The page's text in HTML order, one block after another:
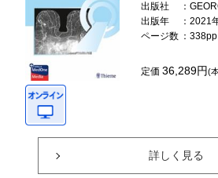
出版社
：
出版年
：2021
ページ数 ：
定価36,289円(
詳しく見る